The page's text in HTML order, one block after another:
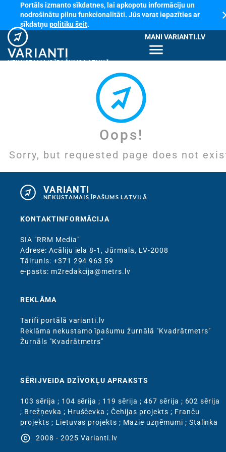
Portāls izmanto sīkdatnes, lai apkopotu informāciju un
nodrošinātu pilnu funkcionalitāti. Jūs varat iepazīties ar
sīkdatņupolitiku šeit.
VARIANTI
NEKUSTAMAIS ĪPAŠUMS LATVIJĀ
MANI VARIANTI.LV
menu
Oops!
Sorry, but requested page does not
VARIANTI
NEKUSTAMAIS ĪPAŠUMS LATVIJĀ
KONTAKTINFORMĀCIJA
SIA "RRM Media"
Adrese: Acāliju iela 8-1, Jūrmala, LV-2008
Тālrunis: +371 294 963 59
e-pasts: m2redakcija@metrs.lv
REKLĀMA
Tarifi portālā varianti.lv
Reklāma nekustamo īpašumu žurnālā "Kvadrātmetrs"
Žurnāls "Kvadrātmetrs"
SĒRIJVEIDA DZĪVOKĻU APRAKSTS
103 sērija ; 104 sērija ; 119 sērija ; 467 sērija ; 602 sērija
; Brežņevka ; Hruščevka ;Čehijas projekts ; Franču
projekts ; Lietuvas projekts ; Mazie uzņēmumi ; Stalinka
copyright 2008 - 2025 Varianti.lv